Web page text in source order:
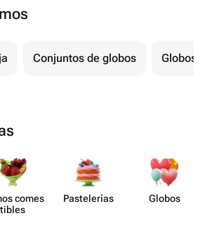
Conjuntos de globos Globos
comes​
tibles
Paste​lerías Globos